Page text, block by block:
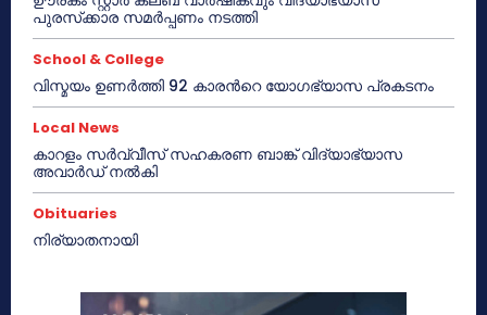
പുരസ്‌ക്കാര സമർപ്പണം നടത്തി
School & College
വിസ്മയം ഉണർത്തി 92 കാരൻറെ യോഗഭ്യാസ പ്രകടനം
Local News
കാറളം സർവ്വീസ് സഹകരണ ബാങ്ക് വിദ്യാഭ്യാസ
അവാർഡ് നൽകി
Obituaries
നിര്യാതനായി